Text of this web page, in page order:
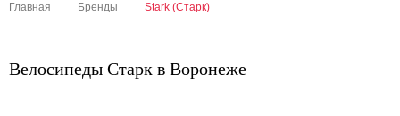
Главная Бренды Stark (Старк)
Велосипеды Старк в Воронеже